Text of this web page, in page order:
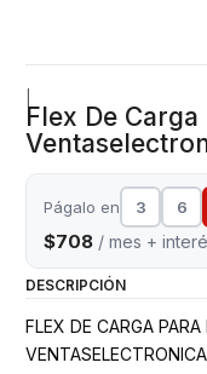
Flex De
Págalo en 3 6
$708 / mes +
DESCRIPCIÓN
FLEX DE CARGA